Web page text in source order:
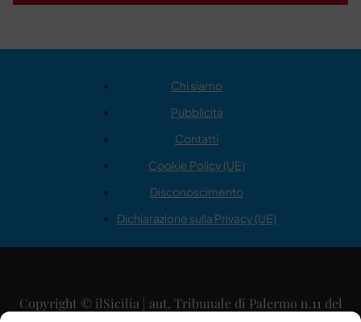
Chi siamo
Pubblicità
Contatti
Cookie Policy (UE)
Disconoscimento
Dichiarazione sulla Privacy (UE)
Copyright © ilSicilia | aut. Tribunale di Palermo n.11 del